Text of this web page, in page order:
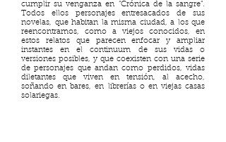
cumplir su venganza en “Crónica de la sangre”.
Todos ellos personajes entresacados de sus
novelas, que habitan la misma ciudad, a los que
reencontramos, como a viejos conocidos, en
estos relatos que parecen enfocar y ampliar
instantes en el continuum de sus vidas o
versiones posibles, y que coexisten con una serie
de personajes que andan como perdidos, vidas
diletantes que viven en tensión, al acecho,
soñando en bares, en librerías o en viejas casas
solariegas.